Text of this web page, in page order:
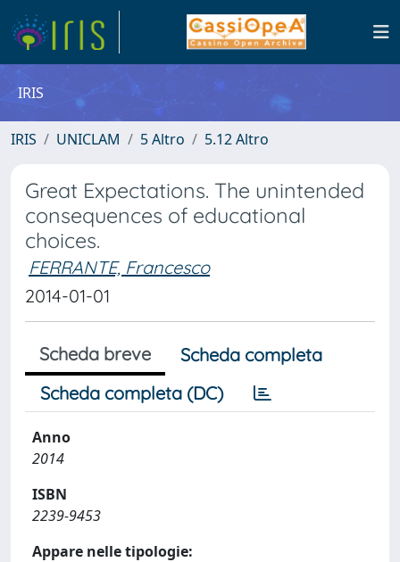
IRIS
IRIS UNICLAM 5 Altro 5.12 Altro
Great Expectations. The unintended
consequences of educational
choices.
FERRANTE, Francesco
2014-01-01
Scheda breve
Scheda completa
Scheda completa (DC)
Anno
2014
ISBN
2239-9453
Appare nelle tipologie: